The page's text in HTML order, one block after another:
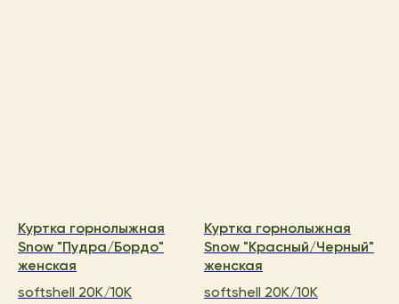
Куртка горнолыжная
Snow "Пудра/Бордо"
женская
softshell 20K/10K
Куртка горнолыжная
Snow "Красный/Черный"
женская
softshell 20K/10K